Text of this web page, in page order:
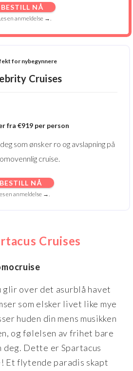
BESTILL NÅ
en anmeldelse →.
for nybegynnere
Cruises
fra €919 per person
som ønsker ro og avslapning på
cruise.
BESTILL NÅ
en anmeldelse →.
Cruises
glir over det asurblå havet
som elsker livet like mye
huden din mens musikken
og følelsen av frihet bare
deg. Dette er Spartacus
Et flytende paradis skapt